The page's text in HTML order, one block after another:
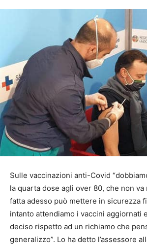
Sulle vaccinazioni anti-Covid
la quarta dose agli over 80, che non
fatta adesso può mettere in sicurezza
intanto attendiamo i vaccini aggiornati
deciso rispetto ad un richiamo che
generalizzo”. Lo ha detto l’assessore